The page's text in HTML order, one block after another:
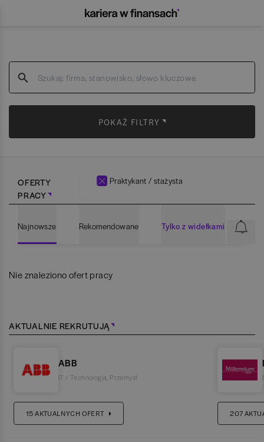
POKAŻ FILTRY
OFERTY
PRACY
Praktykant / stażysta
Najnowsze Rekomendowane Tylko z widełkami
Nie znaleziono ofert pracy
AKTUALNIE REKRUTUJĄ
ABB
IT / Technologia Przemysł
15AKTUALNYCH OFERT 207